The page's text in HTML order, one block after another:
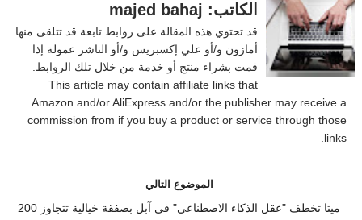
الكاتب: majed bahaj
قد تحتوي هذه المقالة على روابط تابعة قد تتلقى منها
أمازون و/أو علي إكسبريس و/أو الناشر عمولة إذا
قمت بشراء منتج أو خدمة من خلال تلك الروابط.
This article may contain affiliate links that
Amazon and/or AliExpress and/or the publisher may receive a
commission from if you buy a product or service through those
links.
الموضوع التالي
ميتا تخطف "عقل الذكاء الاصطناعي" في آبل بصفقة خيالية تتجاوز 200